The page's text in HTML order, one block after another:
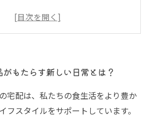
：安心して選ぶオーガニックの魅
へ：オーガニック食品が支える
ガニック食品の食べ方と活用法
もたらす新しい日常とは？
宅配は、私たちの食生活をより豊か
フスタイルをサポートしています。